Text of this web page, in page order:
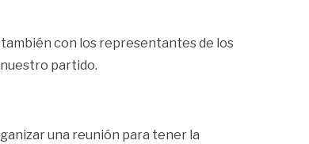
con los representantes de los
partido.
una reunión para tener la